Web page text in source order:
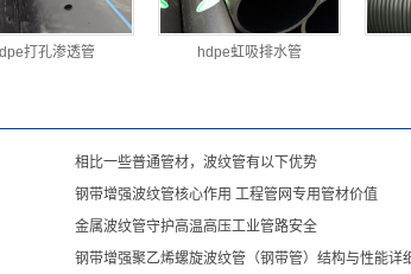
打孔渗透管 hdpe虹吸排水管
相比一些普通管材，波纹管有以下优势
钢带增强波纹管核心作用 工程管网专用管材价值
金属波纹管守护高温高压工业管路安全
钢带增强聚乙烯螺旋波纹管（钢带管）结构与性能详